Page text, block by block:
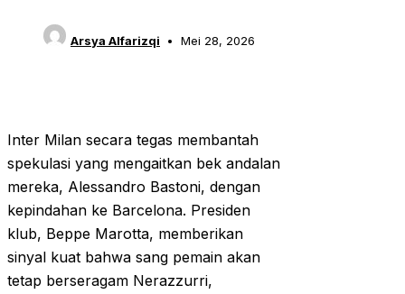
Arsya Alfarizqi Mei 28, 2026
Inter Milan secara tegas membantah
spekulasi yang mengaitkan bek andalan
mereka, Alessandro Bastoni, dengan
kepindahan ke Barcelona. Presiden
klub, Beppe Marotta, memberikan
sinyal kuat bahwa sang pemain akan
tetap berseragam Nerazzurri,